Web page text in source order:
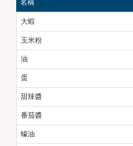
名稱
大蝦
玉米粉
油
蛋
甜辣醬
番茄醬
蠔油